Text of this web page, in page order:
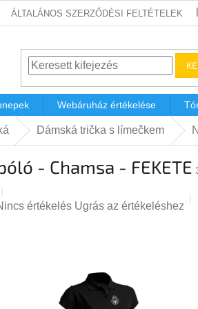
ÁLTALÁNOS SZERZŐDÉSI FELTÉTELEK
Webáruház értékelése
Dámská trička s límečkem
- Chamsa - FEKETE
értékelés Ugrás az értékeléshez